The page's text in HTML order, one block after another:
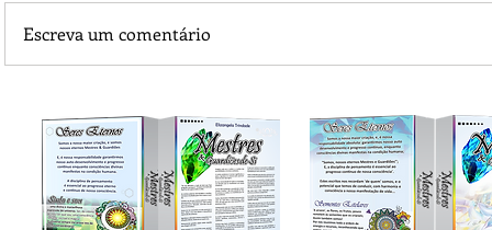
Escreva um comentário